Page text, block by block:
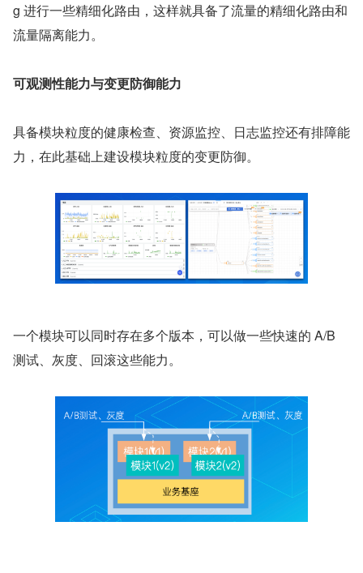
g 进行一些精细化路由，这样就具备了流量的精细化路由和
流量隔离能力。
可观测性能力与变更防御能力
具备模块粒度的健康检查、资源监控、日志监控还有排障能
力，在此基础上建设模块粒度的变更防御。
一个模块可以同时存在多个版本，可以做一些快速的 A/B
测试、灰度、回滚这些能力。